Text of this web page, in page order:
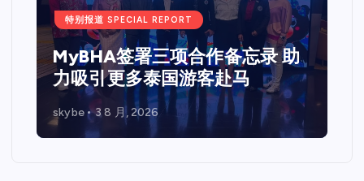
Web 3.0 + IPO Summit吉隆坡
站圆满落幕国际重量级嘉宾齐聚
马来西亚 共探Web3、资本市场
与企业未来发展新机遇
skybe 7 7 月, 2026